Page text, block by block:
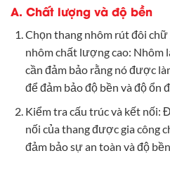
A. Chất lượng và độ bền
Chọn thang nhôm rút đôi
nhôm chất lượng cao: Nhôm
cần đảm bảo rằng nó được
để đảm bảo độ bền và độ ổn
Kiểm tra cấu trúc và kết nối:
nối của thang được gia công
đảm bảo sự an toàn và độ